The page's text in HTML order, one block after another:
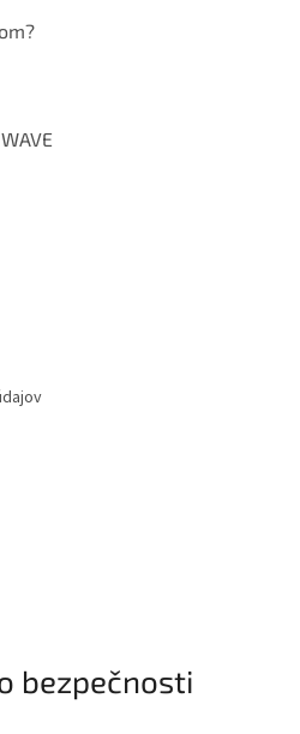
bezpečnosti